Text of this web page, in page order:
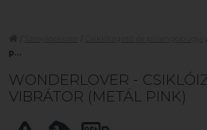
p...
WONDERLOVER -
VIBRÁTOR (METÁL PINK)